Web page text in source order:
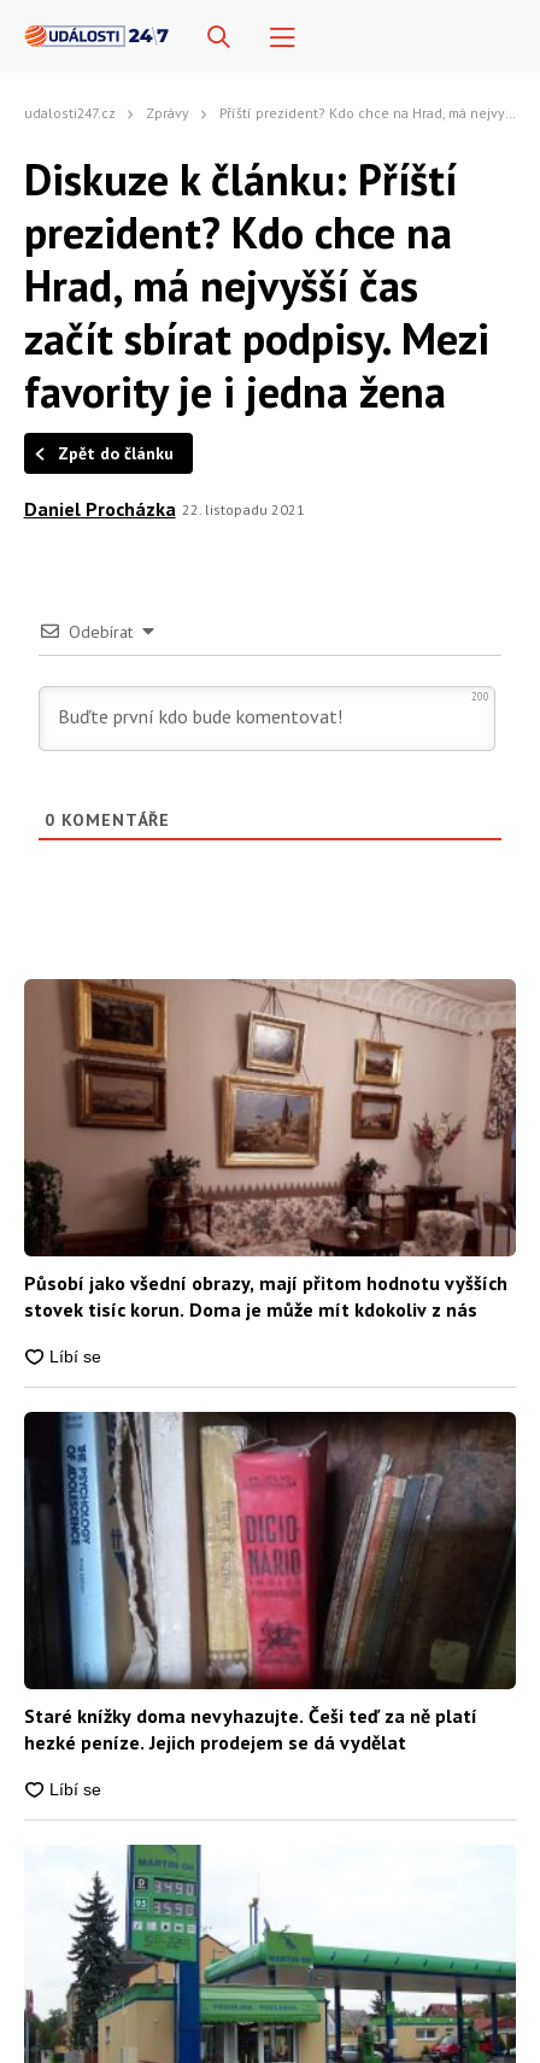
udalosti247.cz Zprávy Příští prezident? Kdo chce na Hrad, má nejvyšší čas začít sbírat podpisy. Mezi favority je i jedna žena
Diskuze k článku: Příští
prezident? Kdo chce na
Hrad, má nejvyšší čas
začít sbírat podpisy. Mezi
favority je i jedna žena
Zpět do článku
Daniel Procházka 22. listopadu 2021
Odebírat
200
0 KOMENTÁŘE
Působí jako všední obrazy, mají přitom hodnotu vyšších
stovek tisíc korun. Doma je může mít kdokoliv z nás
Staré knížky doma nevyhazujte. Češi teď za ně platí
hezké peníze. Jejich prodejem se dá vydělat